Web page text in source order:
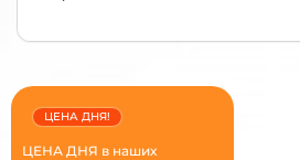
ЦЕНА ДНЯ в наших
ЦЕНА ДНЯ!